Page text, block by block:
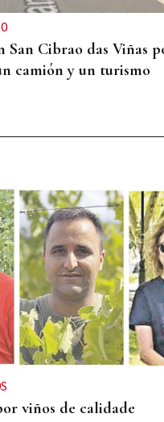
San Cibrao das Viñas
camión y un turismo
visita Adolfo
viños de calidade